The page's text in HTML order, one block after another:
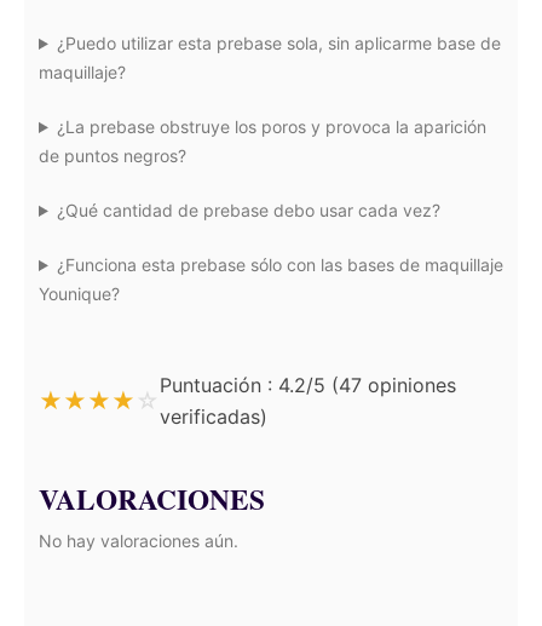
¿Puedo utilizar esta prebase sola, sin aplicarme base de
maquillaje?
¿La prebase obstruye los poros y provoca la aparición
de puntos negros?
¿Qué cantidad de prebase debo usar cada vez?
¿Funciona esta prebase sólo con las bases de maquillaje
Younique?
★★★★ ☆
Puntuación : 4.2/5 (47 opiniones
verificadas)
VALORACIONES
No hay valoraciones aún.